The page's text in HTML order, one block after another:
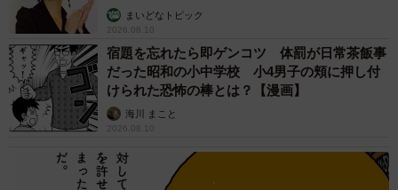
だけでなく、研究機関としての機能も備わっている。絶滅
危惧種であるジンベエザメの未来に、水族館が大きく貢献
するのは確かだ。
まいどなトピック
2026.08.10
宿題を忘れたら即ゲンコツ 体罰が日常茶飯事
だった昭和の小中学校 小4男子の頬に押し付
けられた恐怖の棒とは？【漫画】
海川 まこと
2026.08.10